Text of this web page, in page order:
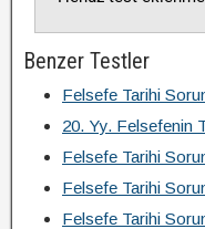
Benzer Testler
Felsefe Tarihi
20. Yy. Felsefenin
Felsefe Tarihi
Felsefe Tarihi
Felsefe Tarihi